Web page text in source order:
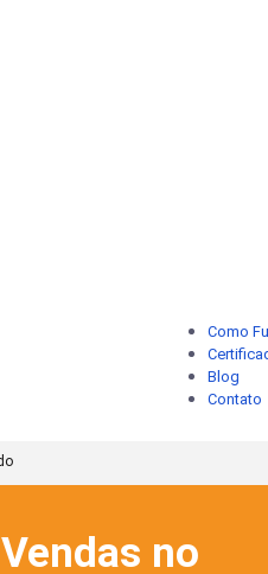
Como
Blog
Contato
no